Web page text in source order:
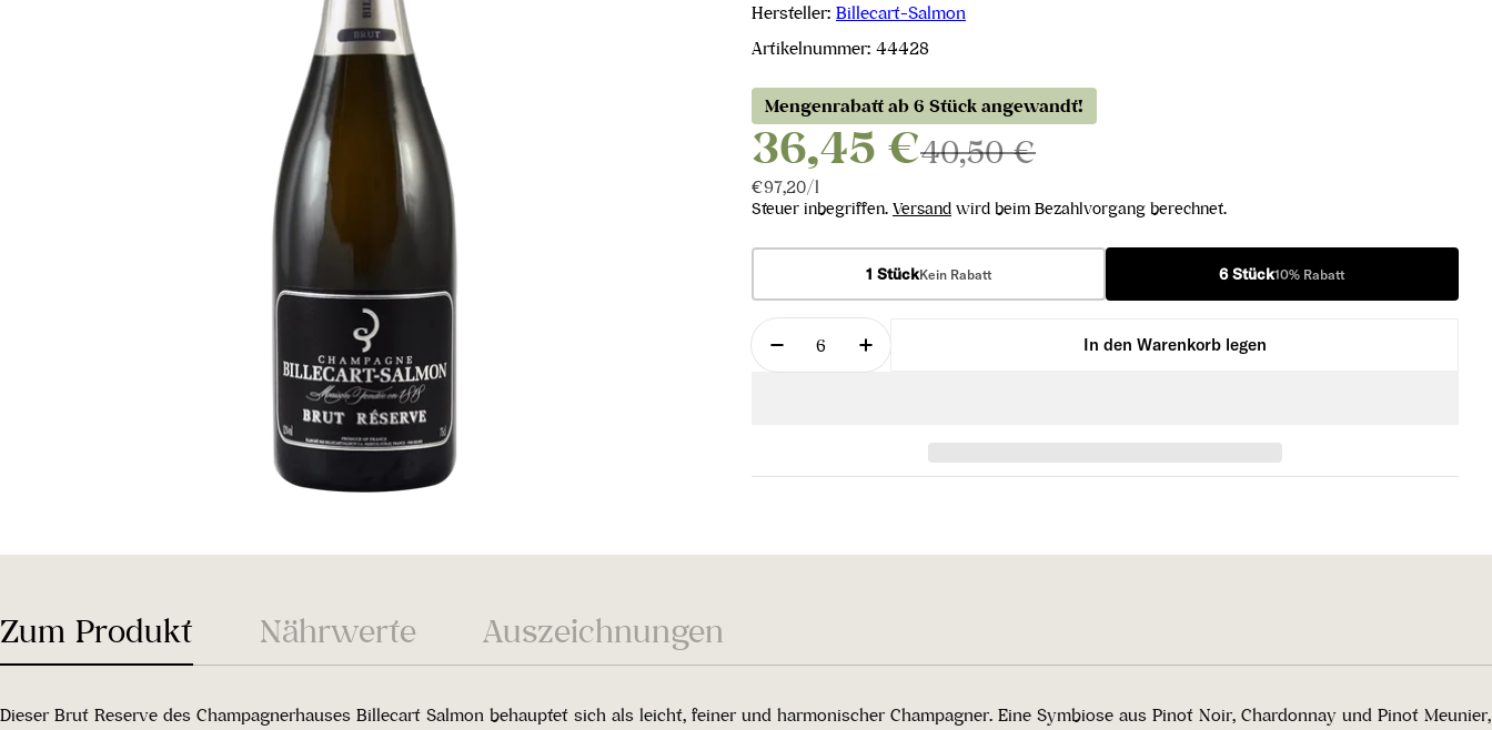
Hersteller: Billecart-Salmon
Artikelnummer: 44428
Mengenrabatt ab 6 Stück angewandt!
36,45 €40,50 €
Stückpreis
€97,20/pro
l
Steuer inbegriffen. Versand wird beim Bezahlvorgang berechnet.
1 StückKein Rabatt 6 Stück10% Rabatt
Menge
Menge für Brut Réserve verringern
Menge für Brut Réserve erhöhen
In den Warenkorb legen
Zum Produkt Nährwerte Auszeichnungen
Dieser Brut Reserve des Champagnerhauses Billecart Salmon behauptet sich als leicht, feiner und harmonischer Champagner. Eine Symbiose aus Pinot Noir, Chardonnay und Pinot Meunier,